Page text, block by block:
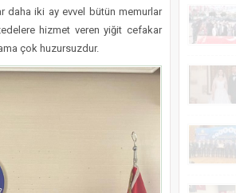
daha iki ay evvel bütün memurlar
hizmet veren yiğit cefakar
çok huzursuzdur.